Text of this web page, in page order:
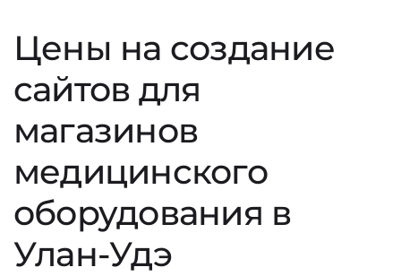
Цены на создание
сайтов для
магазинов
медицинского
оборудования в
Улан-Удэ